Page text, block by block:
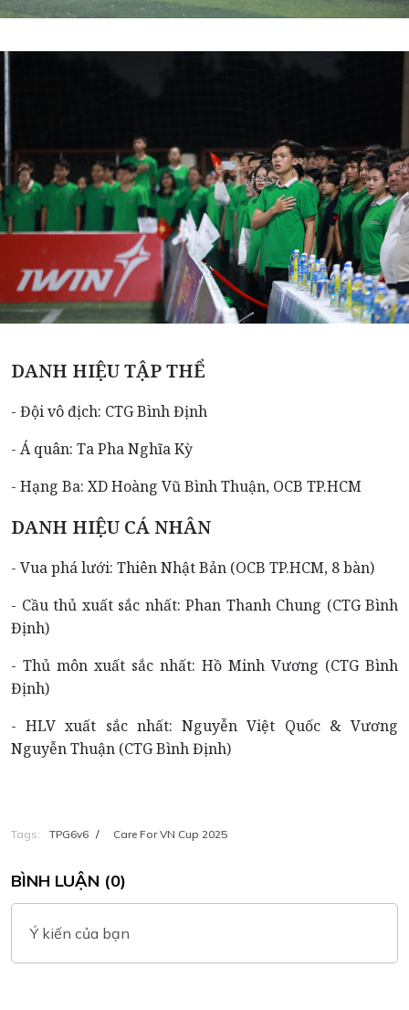
DANH HIỆU TẬP THỂ
- Đội vô địch: CTG Bình Định
- Á quân: Ta Pha Nghĩa Kỳ
- Hạng Ba: XD Hoàng Vũ Bình Thuận, OCB TP.HCM
DANH HIỆU CÁ NHÂN
- Vua phá lưới: Thiên Nhật Bản (OCB TP.HCM, 8 bàn)
- Cầu thủ xuất sắc nhất: Phan Thanh Chung (CTG Bình
Định)
- Thủ môn xuất sắc nhất: Hồ Minh Vương (CTG Bình
Định)
- HLV xuất sắc nhất: Nguyễn Việt Quốc & Vương
Nguyễn Thuận (CTG Bình Định)
Tags: TPG6v6 / Care For VN Cup 2025
BÌNH LUẬN (0)
Ý kiến của bạn